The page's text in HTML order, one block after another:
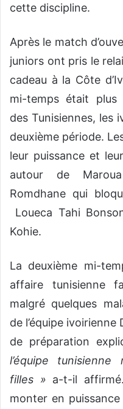
cette discipline.
Après le match
juniors ont pris le
cadeau à la Côte
mi-temps était plus
des Tunisiennes, les
deuxième période.
leur puissance et
autour de
Romdhane qui
Loueca Tahi
Kohie.
La deuxième mi-
affaire tunisienne
malgré quelques
de l’équipe ivoirienne
de préparation
l’équipe
filles » a-t-il
monter en